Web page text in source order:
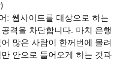
: 웹사이트를 대상으로 하는
격을 차단합니다. 마치 은행
많은 사람이 한꺼번에 몰려
안으로 들어오게 하는 것과